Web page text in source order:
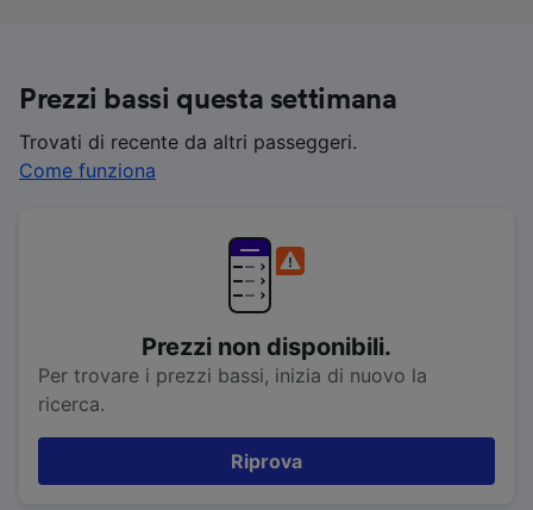
Prezzi bassi questa settimana
Trovati di recente da altri passeggeri.
Come funziona
Prezzi non disponibili.
Per trovare i prezzi bassi, inizia di nuovo la
ricerca.
Riprova